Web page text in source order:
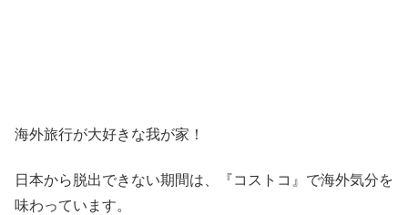
海外旅行が大好きな我が家！
日本から脱出できない期間は、『コストコ』 で海外気分を
味わっています。